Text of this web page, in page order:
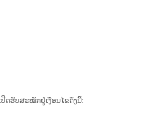
ດຮັບສະໝັກຢູ່ເງື່ອນໄຂດັ່ງນີ້: